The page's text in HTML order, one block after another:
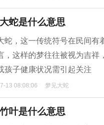
蛇是什么意思
蛇，这一传统符号在民间有
，这样的梦往往被视为吉祥
孩子健康状况需引起关注
13 08:08:06 梦见大蛇
叶是什么意思